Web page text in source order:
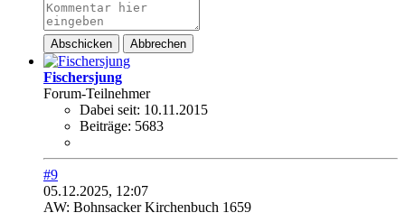
Abschicken Abbrechen
Fischersjung
Forum-Teilnehmer
Dabei seit: 10.11.2015
Beiträge: 5683
#9
05.12.2025, 12:07
AW: Bohnsacker Kirchenbuch 1659